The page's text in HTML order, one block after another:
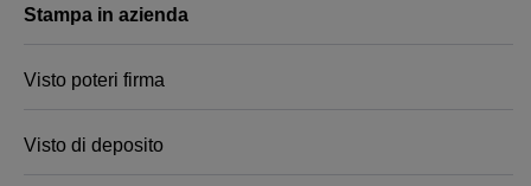
Stampa in azienda
Visto poteri firma
Visto di deposito